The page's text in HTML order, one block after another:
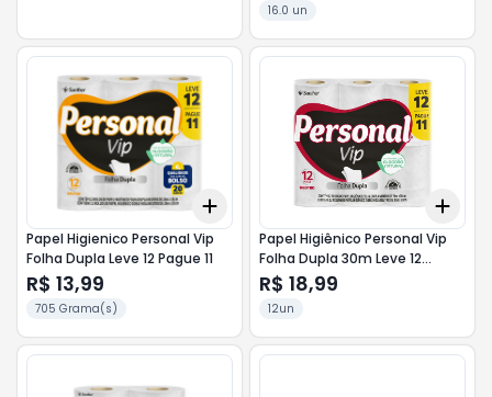
16.0 un
+10
Add
Papel Higienico Personal Vip
Folha Dupla Leve 12 Pague 11
R$ 13,99
705 Grama(s)
Add
Papel Higiênico Personal Vip
Folha Dupla 30m Leve 12
Pague 11
R$ 18,99
12un